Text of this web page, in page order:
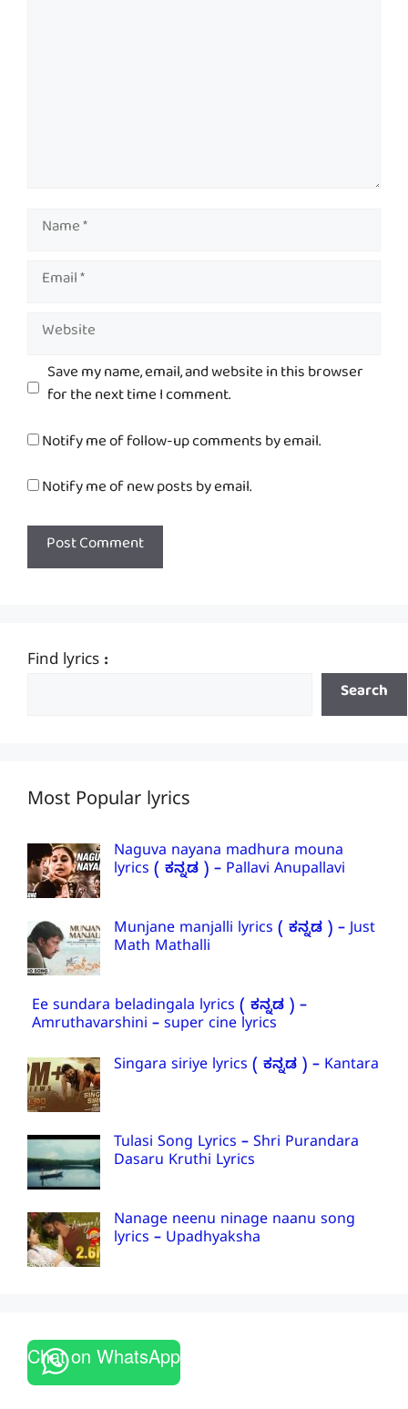
Name
Email
Website
Save my name, email, and website in this browser
for the next time I comment.
Notify me of follow-up comments by email.
Notify me of new posts by email.
Find lyrics :
Search
Most Popular lyrics
Naguva nayana madhura mouna
lyrics ( ಕನ್ನಡ ) – Pallavi Anupallavi
Munjane manjalli lyrics ( ಕನ್ನಡ ) – Just
Math Mathalli
Ee sundara beladingala lyrics ( ಕನ್ನಡ ) –
Amruthavarshini – super cine lyrics
Singara siriye lyrics ( ಕನ್ನಡ ) – Kantara
Tulasi Song Lyrics – Shri Purandara
Dasaru Kruthi Lyrics
Nanage neenu ninage naanu song
lyrics – Upadhyaksha
Chat on WhatsApp